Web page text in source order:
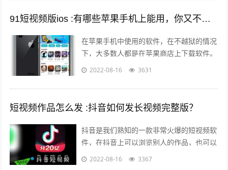
91短视频版ios :有哪些苹果手机上能用，你又不愿意让人知道的好用的app呢？
在苹果手机中使用的软件，在不越狱的情况
下，大多数人都是在苹果商店上下载软件。
但是还有其他的方法可以让你的手机中安装
2022-08-16 3631
短视频作品怎么发 :抖音如何发长视频完整版？
抖音是我们熟知的一款非常火爆的短视频软
件，在抖音上可以浏览别人的作品，也可以
发布自己的作品，那么自己发布作品的时候
2022-08-16 3367